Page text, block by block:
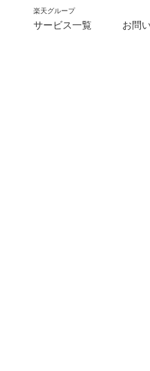
楽天グループ
サービス一覧 お問